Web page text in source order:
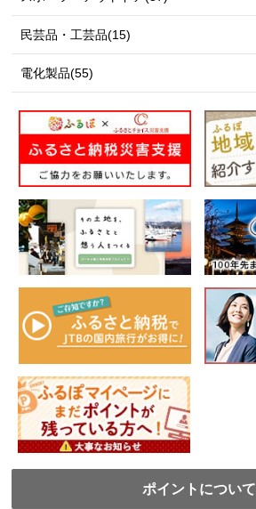
民芸品・工芸品(15)
電化製品(55)
ポイントについて